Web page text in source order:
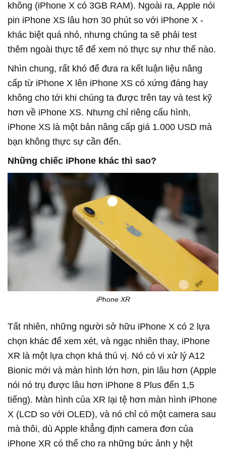
không (iPhone X có 3GB RAM). Ngoài ra, Apple nói
pin iPhone XS lâu hơn 30 phút so với iPhone X -
khác biệt quá nhỏ, nhưng chúng ta sẽ phải test
thêm ngoài thực tế để xem nó thực sự như thế nào.
Nhìn chung, rất khó để đưa ra kết luận liệu nâng
cấp từ iPhone X lên iPhone XS có xứng đáng hay
không cho tới khi chúng ta được trên tay và test kỹ
hơn về iPhone XS. Nhưng chỉ riêng cấu hình,
iPhone XS là một bản nâng cấp giá 1.000 USD mà
bạn không thực sự cần đến.
Những chiếc iPhone khác thì sao?
iPhone XR
Tất nhiên, những người sở hữu iPhone X có 2 lựa
chọn khác để xem xét, và ngạc nhiên thay, iPhone
XR là một lựa chọn khá thú vị. Nó có vi xử lý A12
Bionic mới và màn hình lớn hơn, pin lâu hơn (Apple
nói nó trụ được lâu hơn iPhone 8 Plus đến 1,5
tiếng). Màn hình của XR lại tệ hơn màn hình iPhone
X (LCD so với OLED), và nó chỉ có một camera sau
mà thôi, dù Apple khẳng định camera đơn của
iPhone XR có thể cho ra những bức ảnh y hệt